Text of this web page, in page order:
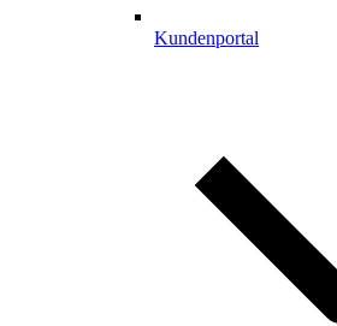
Kundenportal